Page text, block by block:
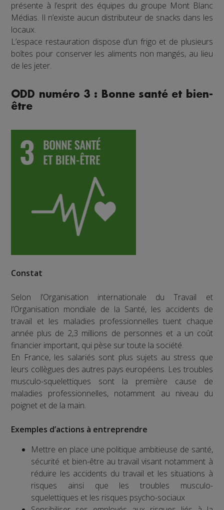
présente à l’esprit des équipes du groupe Mont Blanc
Médias. Il n’existe aucun distributeur de snacks dans les
locaux.
L’espace restauration dispose d’un frigo et de plusieurs
boîtes pour conserver les aliments non mangés, au lieu
de les jeter.
ODD numéro 3 : Bonne santé et bien-
être
Constat
Selon l’Organisation internationale du Travail et
l’Organisation mondiale de la Santé, les accidents de
travail et les maladies professionnelles tuent chaque
année plus de 2,3 millions de personnes et a un coût
financier important, qui pèse sur toute la société.
En France, les salariés sont plus sujets au stress que
leurs collègues des autres pays européens. Les troubles
musculo-squelettiques sont la première cause de
maladies professionnelles, notamment au niveau du
poignet et de la main.
Exemples d’actions à entreprendre
Mettre en place une politique ambitieuse de santé,
sécurité et bien-être au travail visant notamment à
réduire les accidents du travail et les situations à
risques ainsi que les troubles musculo-
squelettiques et les risques psycho-sociaux